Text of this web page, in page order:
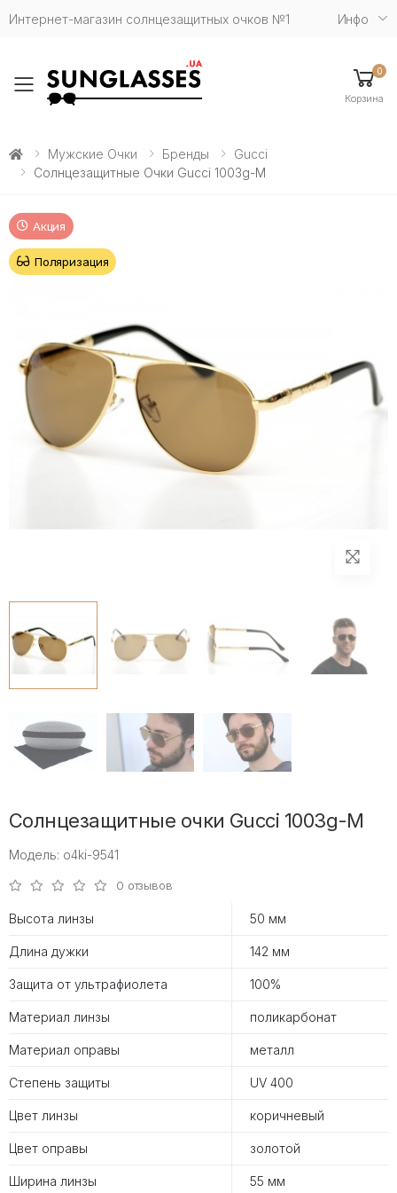
Интернет-магазин солнцезащитных очков №1 Инфо
Toggle mobile menu
0
Корзина
Мужские Очки Бренды
Gucci
Солнцезащитные Очки Gucci 1003g-M
Акция
Поляризация
Солнцезащитные очки Gucci 1003g-M
Модель: o4ki-9541
0 отзывов
Высота линзы 50 мм
Длина дужки 142 мм
Защита от ультрафиолета 100%
Материал линзы поликарбонат
Материал оправы металл
Степень защиты UV 400
Цвет линзы коричневый
Цвет оправы золотой
Ширина линзы 55 мм